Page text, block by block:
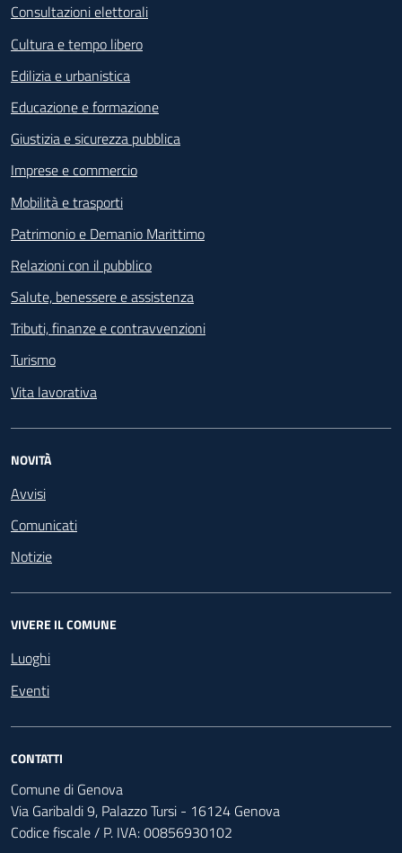
Consultazioni elettorali
Cultura e tempo libero
Edilizia e urbanistica
Educazione e formazione
Giustizia e sicurezza pubblica
Imprese e commercio
Mobilità e trasporti
Patrimonio e Demanio Marittimo
Relazioni con il pubblico
Salute, benessere e assistenza
Tributi, finanze e contravvenzioni
Turismo
Vita lavorativa
NOVITÀ
Avvisi
Comunicati
Notizie
VIVERE IL COMUNE
Luoghi
Eventi
CONTATTI
Comune di Genova
Via Garibaldi 9, Palazzo Tursi - 16124 Genova
Codice fiscale / P. IVA: 00856930102